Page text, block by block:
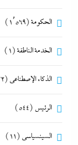
الحكومة(1٬569)
الخدمة الناطقة(1)
الذكاء الإصطناعي (72)
الرئيس (544)
السينسياسي (11)